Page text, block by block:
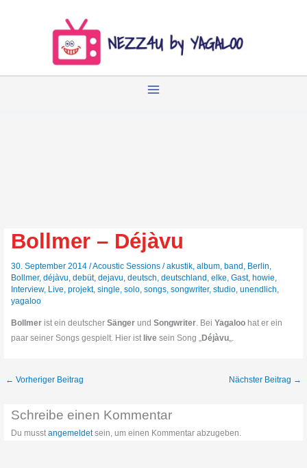
Bollmer – Déjàvu
30. September 2014/Acoustic Sessions /akustik ,album ,band Berlin
Bollmer,déjàvu ,debüt,dejavu ,deutsch ,deutschland ,elke ,Gast,howie
Interview, Live ,projekt,single ,solo ,songs ,songwriter,studio ,unendlich
yagaloo
Bollmer ist ein deutscherSänger undSongwriter . BeiYagaloo hat er ein
paar seiner Songs gespielt. Hier ist live sein Song „Déjàvu
← Vorheriger Beitrag Nächster Beitrag →
Schreibe einen Kommentar
Du musstangemeldetsein, um einen Kommentar abzugeben.